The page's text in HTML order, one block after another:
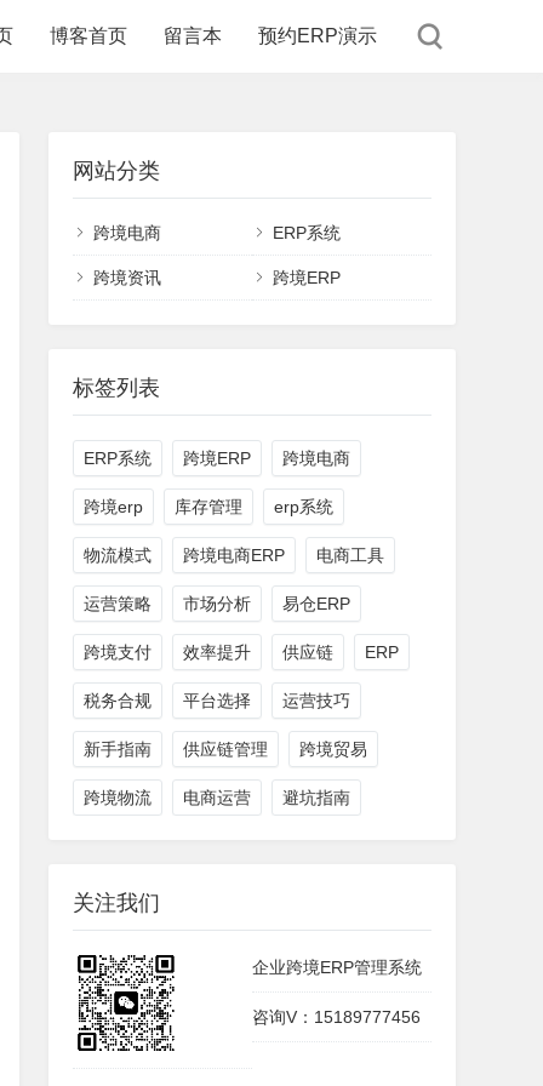
博客首页 留言本 预约ERP演示
网站分类
跨境电商 ERP系统
跨境资讯 跨境ERP
标签列表
ERP系统 跨境ERP 跨境电商
跨境erp 库存管理 erp系统
物流模式 跨境电商ERP 电商工具
运营策略 市场分析 易仓ERP
跨境支付 效率提升 供应链 ERP
税务合规 平台选择 运营技巧
新手指南 供应链管理 跨境贸易
跨境物流 电商运营 避坑指南
关注我们
企业跨境ERP管理系统
咨询V：15189777456